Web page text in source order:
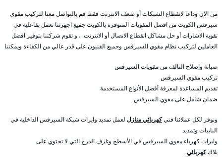
من الان وداعا لانقطاع الشبكات أو ضعف الانترنت فقط قم بالتواصل معنا لتركيب مقوي
سيرفس الكويت من افضل المقويات المتوفرة بالكويت جميع اجهزتنا تعمل بفاعلية في
تقوية الاشارات أو حل مشاكل انقطاع الاتصال أو الانترنت ، و تقوم شركتنا بتوفير افضل
العاملين لتركيب نظام مقوي السيرفس وجميع الفنيون على قدر عالي من الكفاءة ويمكننا
صيانة وإصلاح التالف من مقويات السيرفس
تركيب مقوي السيرفس
تقديم المساعدة لمعرفة أفضل الأنواع المستخدمة
ضمان شامل على مقوي السيرفس
ونوفر لكل عملائنا فنيكهربائي منازل لعمل تمديد وايرات شبكة السيرفس الداخلية في
البايبات وتمديد
وايرات كهرباء مقوي السيرفس في الأسطح وغرف الدرج التي لا تحتوي على
بلاككهربائي.